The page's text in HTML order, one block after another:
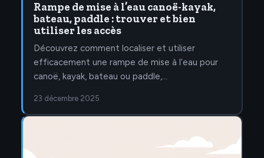
Rampe de mise à l’eau canoë-kayak,
bateau, paddle : trouver et bien
utiliser les accès
Découvrez comment localiser et utiliser
efficacement une rampe de mise à l’eau pour
canoë, kayak, bateau ou paddle,…
23 décembre 2025